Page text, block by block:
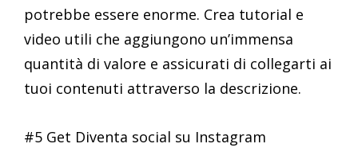
potrebbe essere enorme. Crea tutorial e
video utili che aggiungono un’immensa
quantità di valore e assicurati di collegarti ai
tuoi contenuti attraverso la descrizione.
#5 Get Diventa social su Instagram